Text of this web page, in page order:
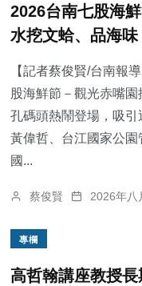
2026台南七股海
水挖文蛤、品海味
【記者蔡俊賢/台南報
股海鮮節－觀光赤嘴
孔碼頭熱鬧登場，吸
黃偉哲、台江國家公
國...
蔡俊賢 2026年八
專欄
高哲翰講座教授長